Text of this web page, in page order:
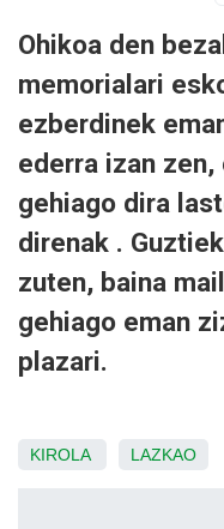
Ohikoa den
memorialari
ezberdinek
ederra izan
gehiago dira
direnak .
zuten, baina
gehiago eman
plazari.
KIROLA LAZKAO